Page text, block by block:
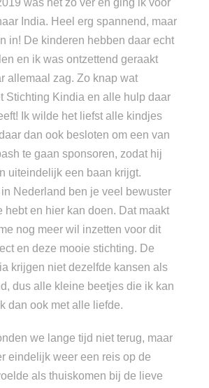
was het zo ver en ging ik voor
India. Heel erg spannend, maar
in! De kinderen hebben daar echt
en ik was ontzettend geraakt
allemaal zag. Zo knap wat
Stichting Kindia en alle hulp daar
Ik wilde het liefst alle kindjes
dan ook besloten om een van
te gaan sponsoren, zodat hij
uiteindelijk een baan krijgt.
Nederland ben je veel bewuster
hebt en hier kan doen. Dat maakt
nog meer wil inzetten voor dit
en deze mooie stichting. De
krijgen niet dezelfde kansen als
dus alle kleine beetjes die ik kan
dan ook met alle liefde.
we lange tijd niet terug, maar
eindelijk weer een reis op de
als thuiskomen bij de lieve